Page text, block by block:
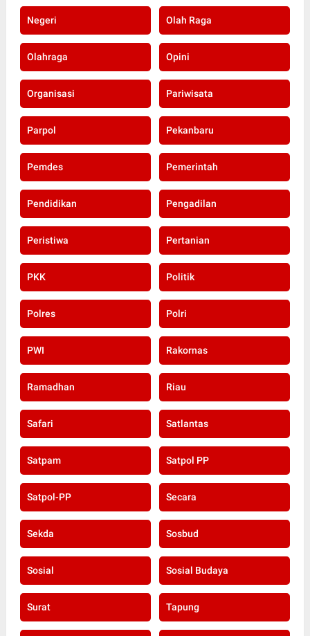
Negeri Olah Raga
Olahraga Opini
Organisasi Pariwisata
Parpol Pekanbaru
Pemdes Pemerintah
Pendidikan Pengadilan
Peristiwa Pertanian
PKK Politik
Polres Polri
PWI Rakornas
Ramadhan Riau
Safari Satlantas
Satpam Satpol PP
Satpol-PP Secara
Sekda Sosbud
Sosial Sosial Budaya
Surat Tapung